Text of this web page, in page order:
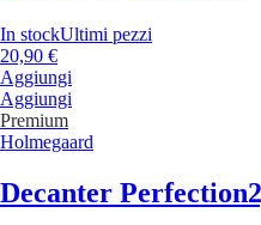
In stockUltimi pezzi
20,90 €
Aggiungi
Aggiungi
Premium
Holmegaard
Decanter Perfection